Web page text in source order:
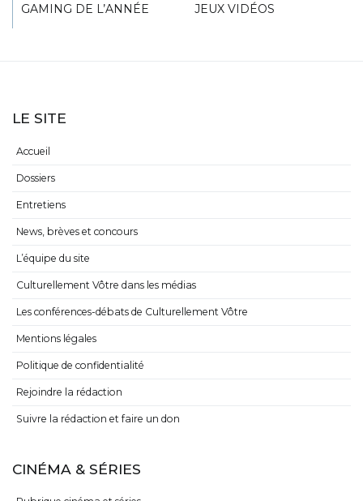
GAMING DE L’ANNÉE
JEUX VIDÉOS
LE SITE
Accueil
Dossiers
Entretiens
News, brèves et concours
L’équipe du site
Culturellement Vôtre dans les médias
Les conférences-débats de Culturellement Vôtre
Mentions légales
Politique de confidentialité
Rejoindre la rédaction
Suivre la rédaction et faire un don
CINÉMA & SÉRIES